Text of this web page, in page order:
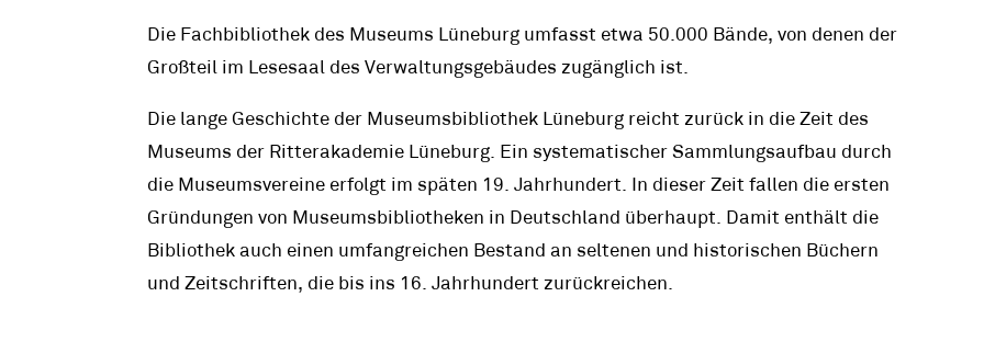
Die Fachbibliothek des Museums Lüneburg umfasst etwa 50.000 Bände, von denen der
Großteil im Lesesaal des Verwaltungsgebäudes zugänglich ist.
Die lange Geschichte der Museumsbibliothek Lüneburg reicht zurück in die Zeit des
Museums der Ritterakademie Lüneburg. Ein systematischer Sammlungsaufbau durch
die Museumsvereine erfolgt im späten 19. Jahrhundert. In dieser Zeit fallen die ersten
Gründungen von Museumsbibliotheken in Deutschland überhaupt. Damit enthält die
Bibliothek auch einen umfangreichen Bestand an seltenen und historischen Büchern
und Zeitschriften, die bis ins 16. Jahrhundert zurückreichen.